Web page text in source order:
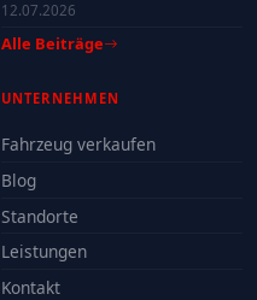
12.07.2026
Alle Beiträge
UNTERNEHMEN
Fahrzeug verkaufen
Blog
Standorte
Leistungen
Kontakt